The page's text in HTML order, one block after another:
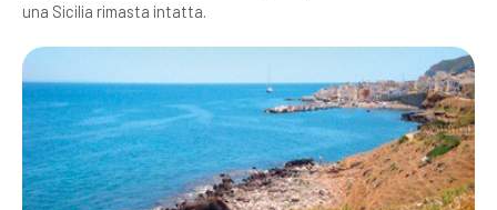
una Sicilia rimasta intatta.